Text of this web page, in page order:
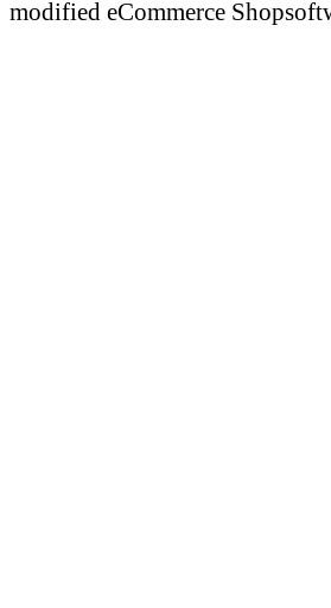
modified eCommerce